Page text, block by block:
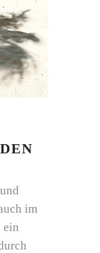
im
ein